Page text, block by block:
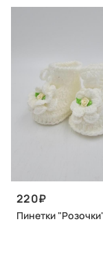
220
Пинетки